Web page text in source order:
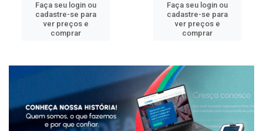
Faça seu login ou
cadastre-se para
ver preços e
comprar
Faça seu login ou
cadastre-se para
ver preços e
comprar